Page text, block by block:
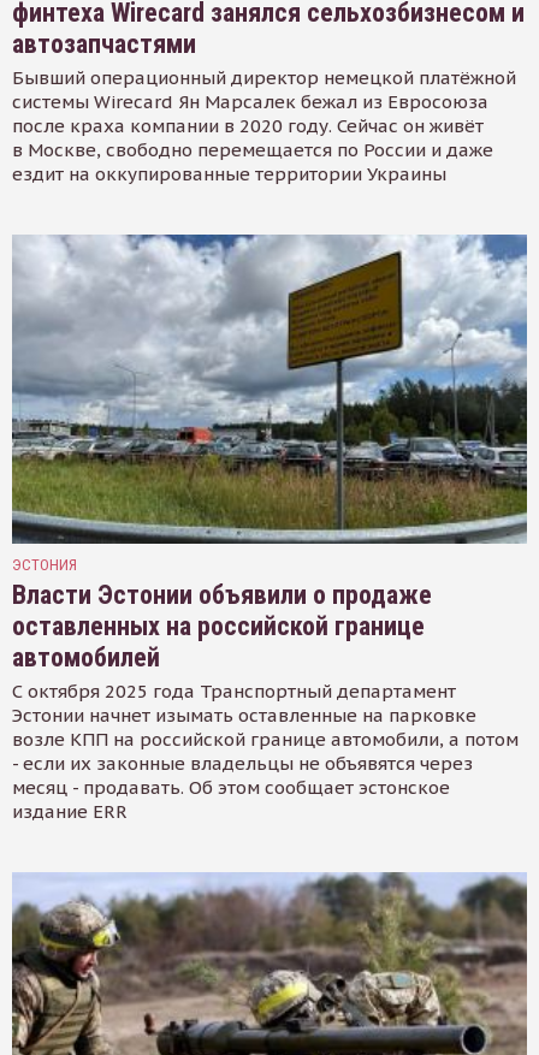
финтеха Wirecard занялся сельхозбизнесом и
автозапчастями
Бывший операционный директор немецкой платёжной
системы Wirecard Ян Марсалек бежал из Евросоюза
после краха компании в 2020 году. Сейчас он живёт
в Москве, свободно перемещается по России и даже
ездит на оккупированные территории Украины
ЭСТОНИЯ
Власти Эстонии объявили о продаже
оставленных на российской границе
автомобилей
С октября 2025 года Транспортный департамент
Эстонии начнет изымать оставленные на парковке
возле КПП на российской границе автомобили, а потом
- если их законные владельцы не объявятся через
месяц - продавать. Об этом сообщает эстонское
издание ERR